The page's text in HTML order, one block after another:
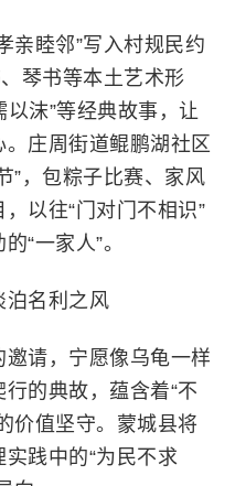
亲睦邻”写入村规民约
琴书等本土艺术形
以沫”等经典故事，让
庄周街道鲲鹏湖社区
”，包粽子比赛、家风
以往“门对门不相识”
“一家人”。
泊名利之风
请，宁愿像乌龟一样
的典故，蕴含着“不
价值坚守。蒙城县将
践中的“为民不求